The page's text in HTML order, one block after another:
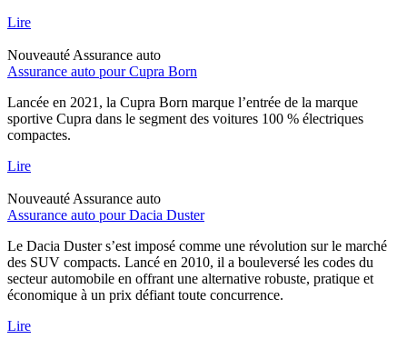
Lire
Nouveauté Assurance auto
Assurance auto pour Cupra Born
Lancée en 2021, la Cupra Born marque l’entrée de la marque
sportive Cupra dans le segment des voitures 100 % électriques
compactes.
Lire
Nouveauté Assurance auto
Assurance auto pour Dacia Duster
Le Dacia Duster s’est imposé comme une révolution sur le marché
des SUV compacts. Lancé en 2010, il a bouleversé les codes du
secteur automobile en offrant une alternative robuste, pratique et
économique à un prix défiant toute concurrence.
Lire